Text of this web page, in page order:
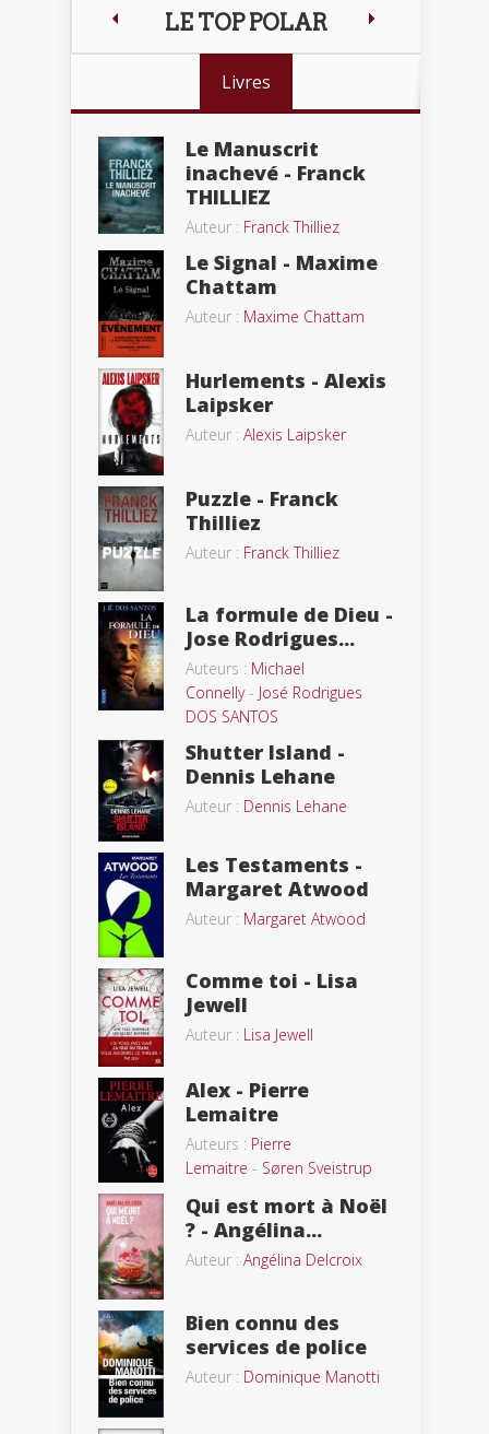
LE TOP POLAR
Livres
Le Manuscrit
inachevé - Franck
THILLIEZ
Auteur : Franck Thilliez
Le Signal - Maxime
Chattam
Auteur : Maxime Chattam
Hurlements - Alexis
Laipsker
Auteur : Alexis Laipsker
Puzzle - Franck
Thilliez
Auteur : Franck Thilliez
La formule de Dieu -
Jose Rodrigues...
Auteurs : Michael
Connelly- José Rodrigues
DOS SANTOS
Shutter Island -
Dennis Lehane
Auteur : Dennis Lehane
Les Testaments -
Margaret Atwood
Auteur : Margaret Atwood
Comme toi - Lisa
Jewell
Auteur : Lisa Jewell
Alex - Pierre
Lemaitre
Auteurs : Pierre
Lemaitre - Søren Sveistrup
Qui est mort à Noël
? - Angélina...
Auteur : Angélina Delcroix
Bien connu des
services de police
Auteur : Dominique Manotti